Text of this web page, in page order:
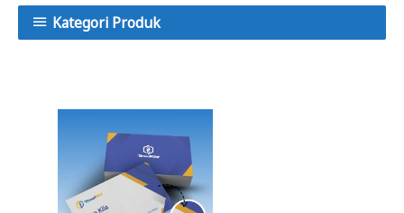
Kategori Produk